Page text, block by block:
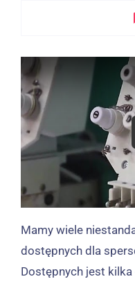
Mamy wiele
dostępnych dla
Dostępnych jest kilka